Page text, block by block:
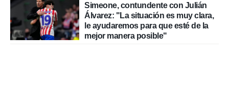
Simeone, contundente con Julián
Álvarez: "La situación es muy clara,
le ayudaremos para que esté de la
mejor manera posible"